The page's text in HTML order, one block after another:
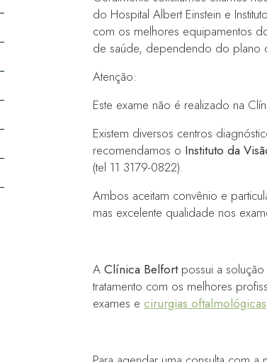
do Hospital Albert Einstein e
com os melhores equipamentos
de saúde, dependendo do plano
Atenção:
Este exame não é realizado na
Existem diversos centros
recomendamos o Instituto da
(tel 11 3179-0822).
Ambos aceitam convênio e
mas excelente qualidade nos
A Clínica Belfortpossui a solução
tratamento com os melhores
exames e cirurgias oftalmológicas